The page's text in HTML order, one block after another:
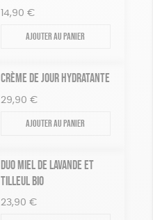
14,90 €
Ajouter au panier
CRÈME DE JOUR HYDRATANTE
29,90 €
Ajouter au panier
DUO MIEL DE LAVANDE ET
TILLEUL BIO
23,90 €